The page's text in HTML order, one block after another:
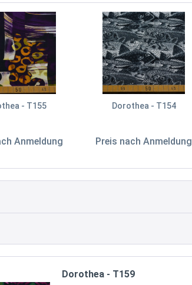
- T155
Anmeldung
Dorothea - T154
Preis nach Anmeldung
Dorothea - T159